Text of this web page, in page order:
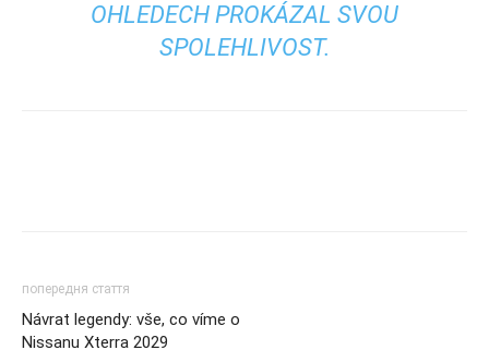
OHLEDECH PROKÁZAL SVOU
SPOLEHLIVOST.
попередня стаття
Návrat legendy: vše, co víme o
Nissanu Xterra 2029